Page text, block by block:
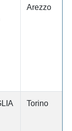
Arezzo
Torino